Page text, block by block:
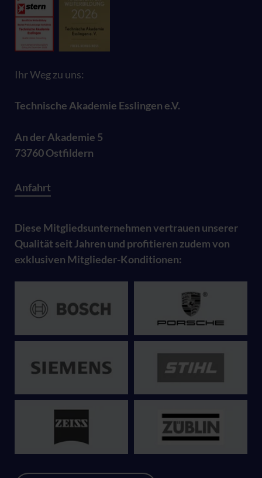
Ihr Weg zu uns:
Technische Akademie Esslingen e.V.
An der Akademie 5
73760 Ostfildern
Anfahrt
Diese Mitgliedsunternehmen vertrauen unserer
Qualität seit Jahren und profitieren zudem von
exklusiven Mitglieder-Konditionen: